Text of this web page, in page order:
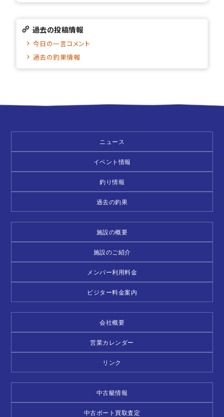
過去の投稿情報
今日の一言コメント
過去の釣果情報
ニュース
イベント情報
釣り情報
過去の釣果
施設の概要
施設のご紹介
メンバー利用料金
ビジター料金案内
会社概要
営業カレンダー
リンク
中古艇情報
中古ボート買取査定